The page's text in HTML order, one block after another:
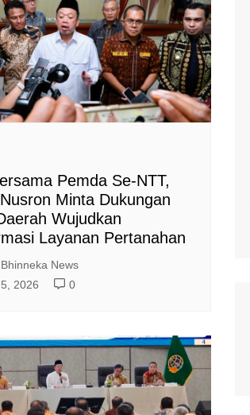
Pemda Se-NTT,
Minta Dukungan
Wujudkan
Layanan Pertanahan
News
2026
0